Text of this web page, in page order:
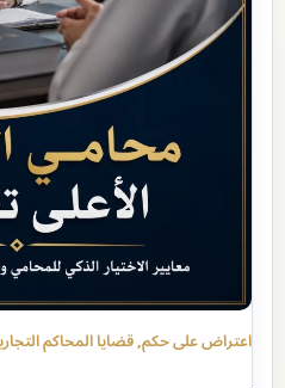
اعتراض على حكم, قضايا المحاكم